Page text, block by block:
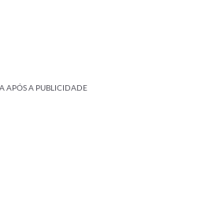
APÓS A PUBLICIDADE